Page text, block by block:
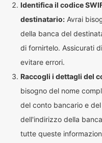
Identifica il codice
destinatario: Avrai
della banca del
di fornirtelo. Assicurati
evitare errori.
Raccogli i dettagli del
bisogno del nome
del conto bancario e
dell'indirizzo della
tutte queste